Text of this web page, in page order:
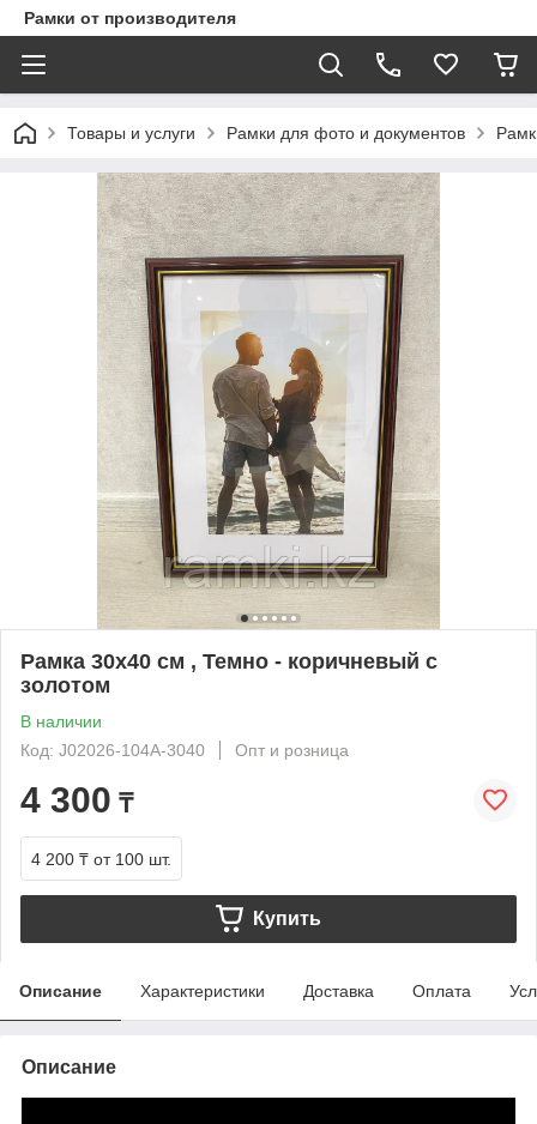
Рамки от производителя
Товары и услуги Рамки для фото и документов
Рамка 30х40 см , Темно - коричневый с
золотом
В наличии
Код: J02026-104А-3040
Опт и розница
4 300 ₸
4 200 ₸ от 100 шт.
Купить
Описание Характеристики Доставка Оплата
Описание